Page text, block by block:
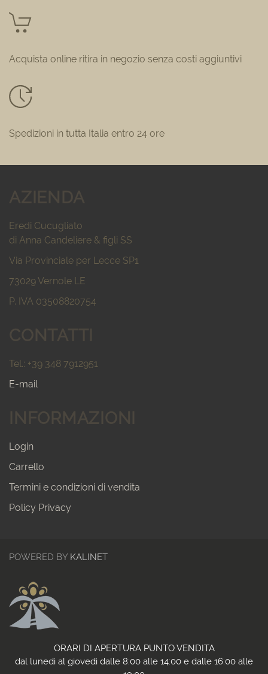
Acquista online ritira in negozio senza costi aggiuntivi
Spedizioni in tutta Italia entro 24 ore
AZIENDA
Eredi Cucugliato
di Anna Candeliere & figli SS
Via Provinciale per Lecce SP1
73029 Vernole LE
P. IVA 03508820754
CONTATTI
Tel.: +39 348 7912951
E-mail
INFORMAZIONI
Login
Carrello
Termini e condizioni di vendita
Policy Privacy
POWERED BY KALINET
ORARI DI APERTURA PUNTO VENDITA
dal lunedì al giovedì dalle 8:00 alle 14:00 e dalle 16:00 alle